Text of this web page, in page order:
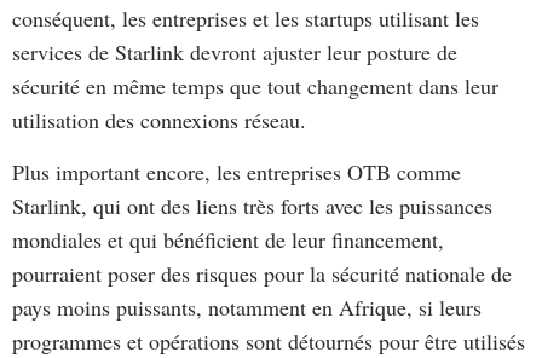
conséquent, les entreprises et les startups utilisant les
services de Starlink devront ajuster leur posture de
sécurité en même temps que tout changement dans leur
utilisation des connexions réseau.
Plus important encore, les entreprises OTB comme
Starlink, qui ont des liens très forts avec les puissances
mondiales et qui bénéficient de leur financement,
pourraient poser des risques pour la sécurité nationale de
pays moins puissants, notamment en Afrique, si leurs
programmes et opérations sont détournés pour être utilisés